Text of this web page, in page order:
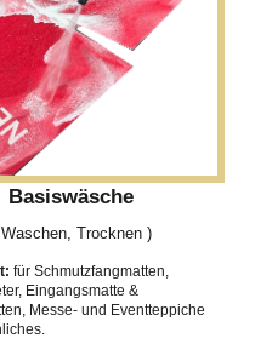
Basiswäsche
Trocknen )
für Schmutzfangmatten,
Eingangsmatte &
Messe- und Eventteppiche